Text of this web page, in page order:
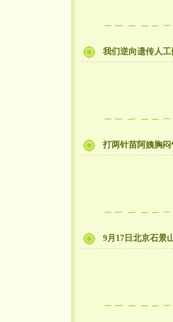
我们逆向遗传人
打两针苗阿姨胸
9月17日北京石景